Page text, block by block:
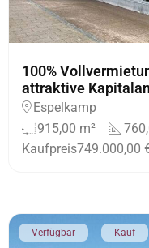
100%
attraktive
Espelkamp
915,00 m²
Kaufpreis749.000,00
Verfügbar Kauf